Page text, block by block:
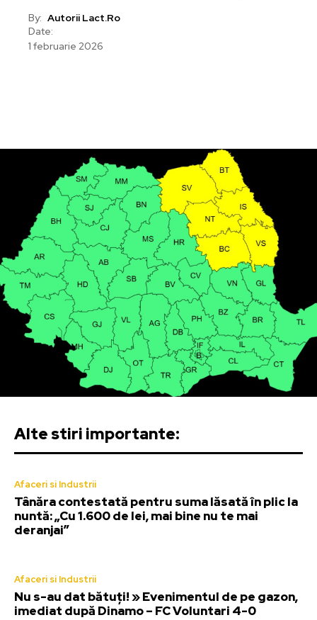
By: Autorii Lact.ro
Date:
1 februarie 2026
Alte stiri importante:
Afaceri si Industrii
Tânăra contestată pentru suma lăsată în plic la
nuntă: „Cu 1.600 de lei, mai bine nu te mai
deranjai”
Afaceri si Industrii
Nu s-au dat bătuți! » Evenimentul de pe gazon,
imediat după Dinamo – FC Voluntari 4-0